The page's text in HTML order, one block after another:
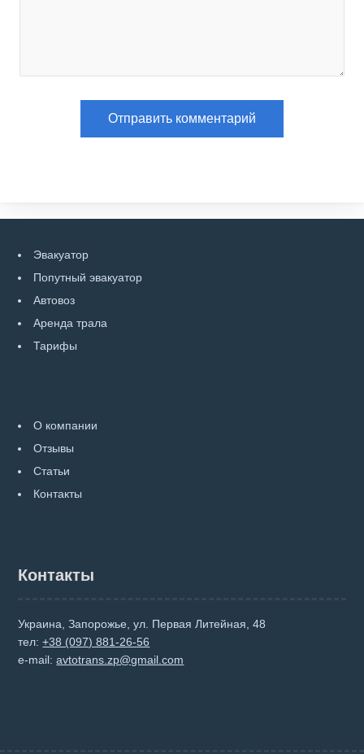
Эвакуатор
Попутный эвакуатор
Автовоз
Аренда трала
Тарифы
О компании
Отзывы
Статьи
Контакты
Контакты
Украина, Запорожье, ул. Первая Литейная, 48
тел:+38 (097) 881-26-56
e-mail:avtotrans.zp@gmail.com